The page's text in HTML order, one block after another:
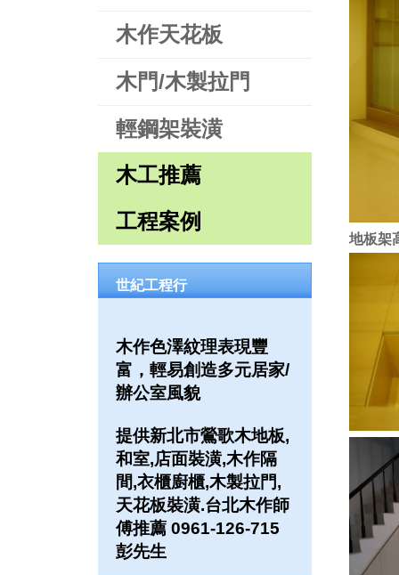
木作天花板
木門/木製拉門
輕鋼架裝潢
木工推薦
工程案例
世紀工程行
木作色澤紋理表現豐
富，輕易創造多元居家/
辦公室風貌
提供新北市鶯歌木地板,
和室,店面裝潢,木作隔
間,衣櫃廚櫃,木製拉門,
天花板裝潢.台北木作師
傅推薦 0961-126-715
彭先生
地板架